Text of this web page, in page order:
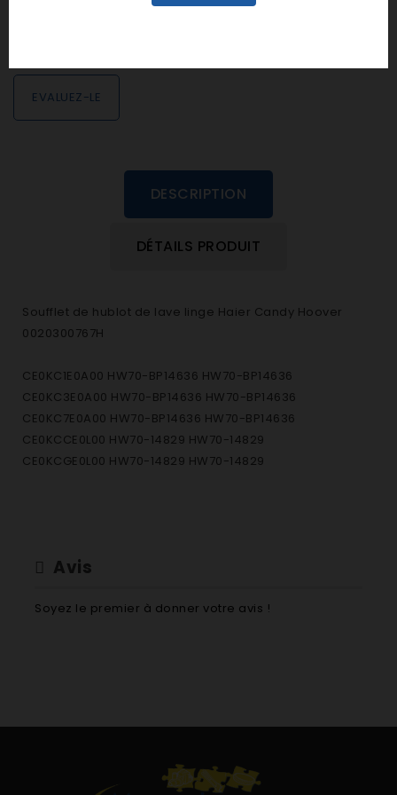
EVALUEZ-LE
DESCRIPTION
DÉTAILS PRODUIT
Soufflet de hublot de lave linge Haier Candy Hoover
0020300767H
CE0KC1E0A00 HW70-BP14636 HW70-BP14636
CE0KC3E0A00 HW70-BP14636 HW70-BP14636
CE0KC7E0A00 HW70-BP14636 HW70-BP14636
CE0KCCE0L00 HW70-14829 HW70-14829
CE0KCGE0L00 HW70-14829 HW70-14829
Avis
Soyez le premier à donner votre avis !